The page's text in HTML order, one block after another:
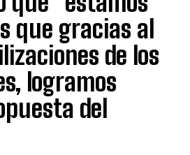
que gracias al
de los
logramos
del